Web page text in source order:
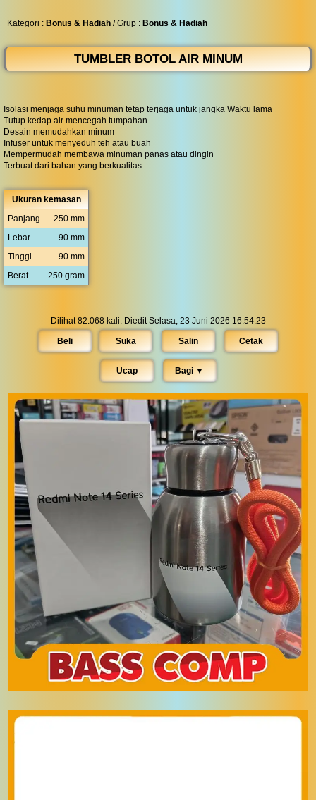
Kategori : Bonus & Hadiah / Grup : Bonus & Hadiah
TUMBLER BOTOL AIR MINUM
Isolasi menjaga suhu minuman tetap terjaga untuk jangka Waktu lama
Tutup kedap air mencegah tumpahan
Desain memudahkan minum
Infuser untuk menyeduh teh atau buah
Mempermudah membawa minuman panas atau dingin
Terbuat dari bahan yang berkualitas
Ukuran kemasan
Panjang
250 mm
Lebar
90 mm
Tinggi
90 mm
Berat
250 gram
Dilihat 82.068 kali. Diedit Selasa, 23 Juni 2026 16:54:23
Beli Suka Salin Cetak
Ucap Bagi ▼︎